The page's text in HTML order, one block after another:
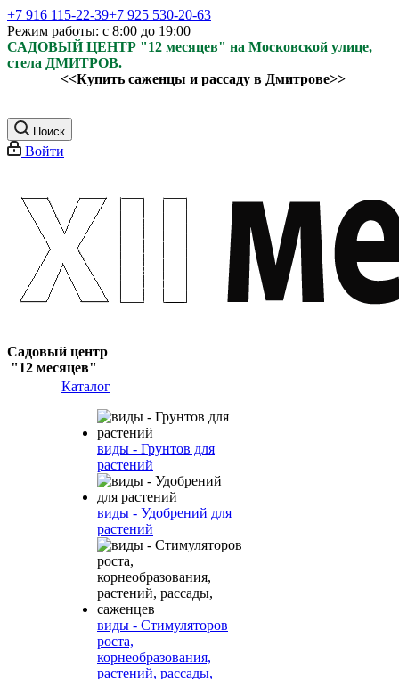
+7 916 115-22-39+7 925 530-20-63
Режим работы: с 8:00 до 19:00
САДОВЫЙ ЦЕНТР "12 месяцев" на Московской улице,
стела ДМИТРОВ.
<<Купить саженцы и рассаду в Дмитрове>>
Поиск
Войти
Садовый центр
"12 месяцев"
Каталог
виды - Грунтов для
растений
виды - Удобрений для
растений
виды - Стимуляторов
роста,
корнеобразования,
растений, рассады,